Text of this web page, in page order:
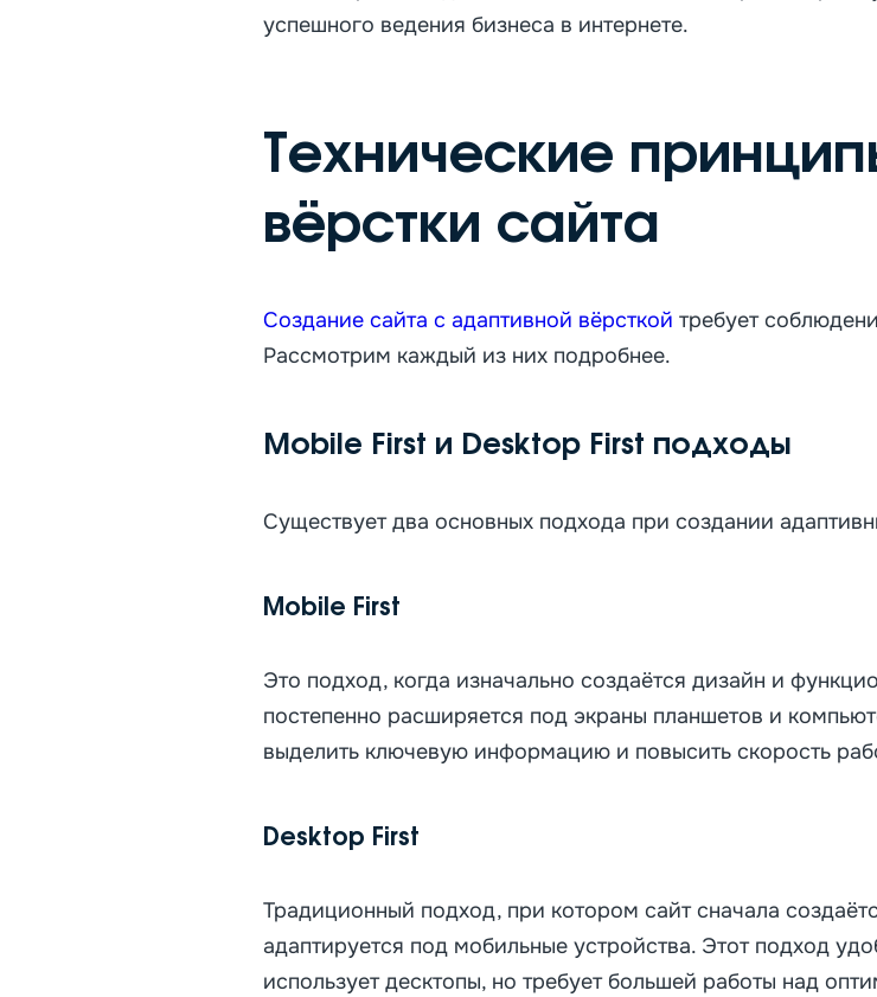
успешного ведения бизнеса в интернете.
Технические
вёрстки сайта
Создание сайта с адаптивной вёрсткой требует
Рассмотрим каждый из них подробнее.
Mobile First и Desktop First подходы
Существует два основных подхода при создании
Mobile First
Это подход, когда изначально создаётся дизайн и
постепенно расширяется под экраны планшетов и
выделить ключевую информацию и повысить скорость
Desktop First
Традиционный подход, при котором сайт сначала
адаптируется под мобильные устройства. Этот подход
использует десктопы, но требует большей работы над